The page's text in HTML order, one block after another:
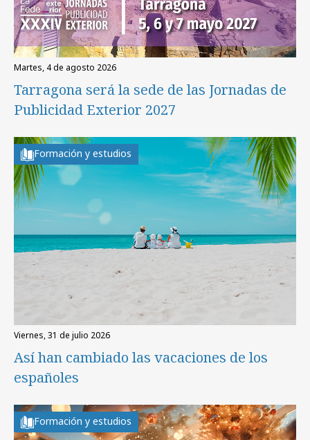
martes, 4 de agosto 2026
Tarragona será la sede de las Jornadas de
Publicidad Exterior 2027
Formación y estudios
viernes, 31 de julio 2026
Así han cambiado las vacaciones de los
españoles
Formación y estudios